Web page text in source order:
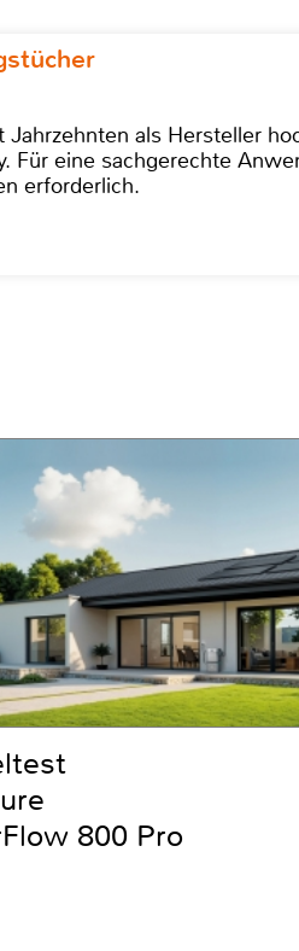
als Hersteller
Für eine sachgerechte
erforderlich.
800 Pro